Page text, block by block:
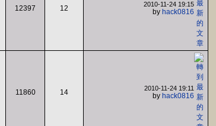
12397 12 2010-11-24 19:15
by hack0816
11860 14 2010-11-24 19:11
by hack0816